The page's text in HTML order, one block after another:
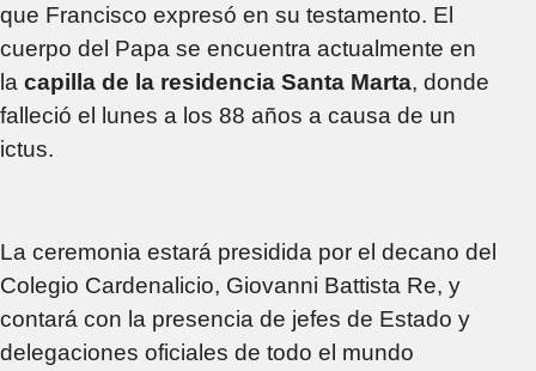
que Francisco expresó en su testamento. El
cuerpo del Papa se encuentra actualmente en
la capilla de la residencia Santa Marta, donde
falleció el lunes a los 88 años a causa de un
ictus.
La ceremonia estará presidida por el decano del
Colegio Cardenalicio, Giovanni Battista Re, y
contará con la presencia de jefes de Estado y
delegaciones oficiales de todo el mundo